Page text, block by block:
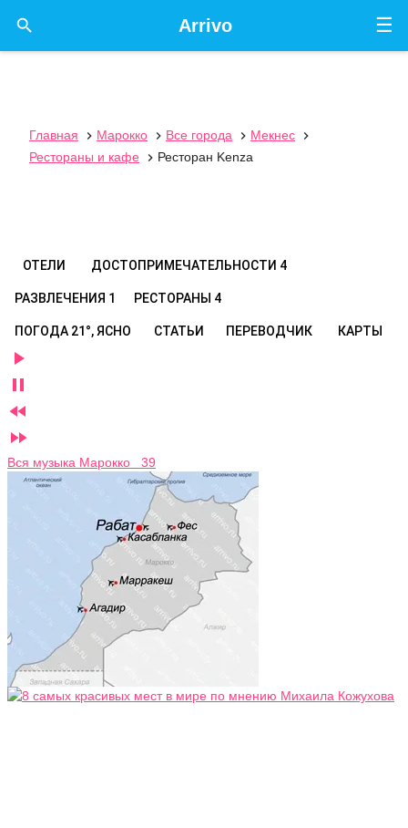
☰
Arrivo

Главная  Марокко  Все города  Мекнес

Рестораны и кафе
 Ресторан Kenza
ОТЕЛИ ДОСТОПРИМЕЧАТЕЛЬНОСТИ 4
РАЗВЛЕЧЕНИЯ 1 РЕСТОРАНЫ 4
ПОГОДА 21°, ЯСНО СТАТЬИ ПЕРЕВОДЧИК КАРТЫ




Вся музыка Марокко 39